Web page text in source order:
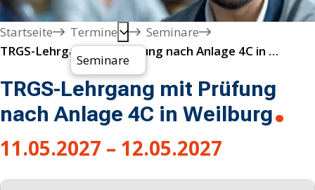
Startseite
Termine
Seminare
Seminare
TRGS-Lehrgang mit Prüfung nach Anlage 4C in Weilburg
TRGS-Lehrgang mit Prüfung
nach Anlage 4C in Weilburg
11.05.2027 – 12.05.2027